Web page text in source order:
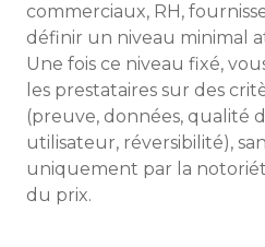
commerciaux, RH,
définir un niveau minimal
Une fois ce niveau fixé,
les prestataires sur des
(preuve, données, qualité
utilisateur, réversibilité),
uniquement par la
du prix.